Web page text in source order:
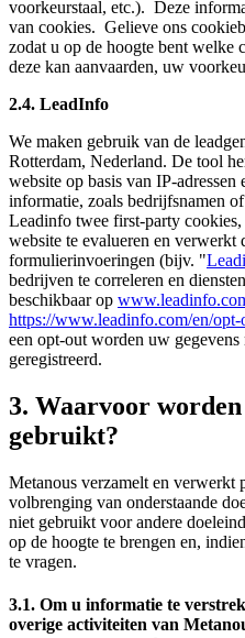
voorkeurstaal, etc.). Deze
van cookies. Gelieve ons
zodat u op de hoogte bent welke
deze kan aanvaarden, uw
2.4. LeadInfo
We maken gebruik van de
Rotterdam, Nederland. De tool
website op basis van IP-
informatie, zoals bedrijfsnamen
Leadinfo twee first-party
website te evalueren en verwerkt
formulierinvoeringen (bijv. "
bedrijven te correleren en
beschikbaar op
https://www.leadinfo.com/en/opt-
een opt-out worden uw
geregistreerd.
3. Waarvoor worden
gebruikt?
Metanous verzamelt en verwerkt
volbrenging van onderstaande
niet gebruikt voor andere
op de hoogte te brengen en,
te vragen.
3.1. Om u informatie te
overige activiteiten van